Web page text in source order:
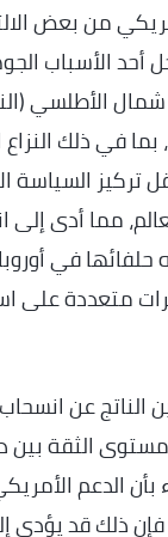
من بعض
أحد الأسباب
الأطلسي
بما في ذلك
تركيز السياسة
مما أدى إلى
حلفائها في
متعددة على
الناتج عن انسحاب
الثقة بين
بأن الدعم
فإن ذلك قد يؤدي